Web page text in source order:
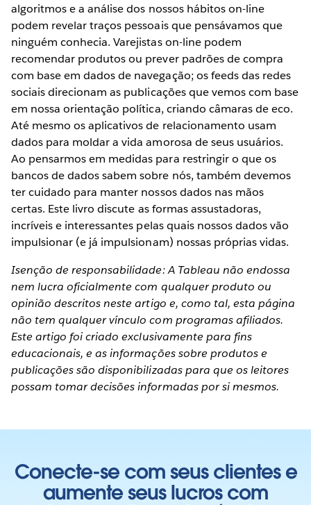
algoritmos e a análise dos nossos hábitos on-line
podem revelar traços pessoais que pensávamos que
ninguém conhecia. Varejistas on-line podem
recomendar produtos ou prever padrões de compra
com base em dados de navegação; os feeds das redes
sociais direcionam as publicações que vemos com base
em nossa orientação política, criando câmaras de eco.
Até mesmo os aplicativos de relacionamento usam
dados para moldar a vida amorosa de seus usuários.
Ao pensarmos em medidas para restringir o que os
bancos de dados sabem sobre nós, também devemos
ter cuidado para manter nossos dados nas mãos
certas. Este livro discute as formas assustadoras,
incríveis e interessantes pelas quais nossos dados vão
impulsionar (e já impulsionam) nossas próprias vidas.
Isenção de responsabilidade: A Tableau não endossa
nem lucra oficialmente com qualquer produto ou
opinião descritos neste artigo e, como tal, esta página
não tem qualquer vínculo com programas afiliados.
Este artigo foi criado exclusivamente para fins
educacionais, e as informações sobre produtos e
publicações são disponibilizadas para que os leitores
possam tomar decisões informadas por si mesmos.
Conecte-se com seus clientes e
aumente seus lucros com